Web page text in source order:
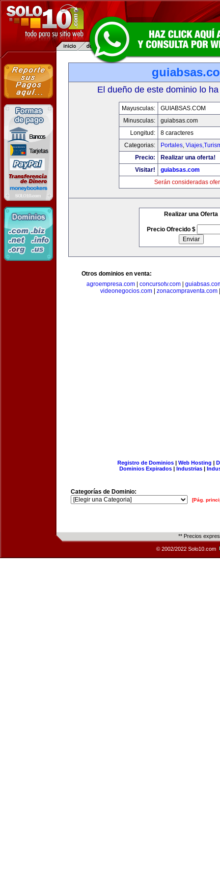
El dueño de este dominio lo
Mayusculas:
GUIABSAS.COM
Minusculas:
guiabsas.com
Longitud:
8 caracteres
Categorias:
Portales,
Precio:
Realizar una oferta!
Visitar!
guiabsas.com
Serán consideradas
Realizar una Oferta
Precio Ofrecido $
Otros dominios en venta:
agroempresa.com
concursotv.com
videonegocios.com
zonacompraventa.com
Registro de Dominios| Web Hosting |
Dominios Expirados | Industrias |
Categorías de Dominio:
[Pág.
** Precios
© 2002/2022 Solo10.com